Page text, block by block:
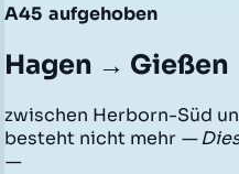
A45 aufgehoben
Hagen → Gießen
zwischen Herborn-Süd
besteht nicht mehr —
—